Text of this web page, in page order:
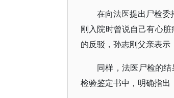
在向法医提出尸检委
刚入院时曾说自己有心
的反驳，孙志刚父亲表示
同样，法医尸检的
检验鉴定书中，明确指出